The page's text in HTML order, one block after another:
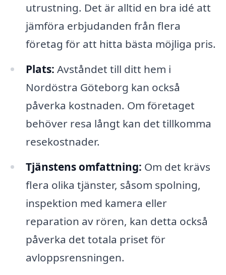
utrustning. Det är alltid en bra idé att
jämföra erbjudanden från flera
företag för att hitta bästa möjliga pris.
Plats: Avståndet till ditt hem i
Nordöstra Göteborg kan också
påverka kostnaden. Om företaget
behöver resa långt kan det tillkomma
resekostnader.
Tjänstens omfattning: Om det krävs
flera olika tjänster, såsom spolning,
inspektion med kamera eller
reparation av rören, kan detta också
påverka det totala priset för
avloppsrensningen.